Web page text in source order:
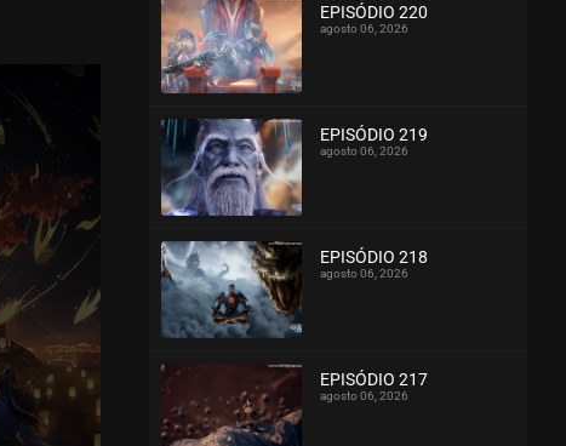
EPISÓDIO 220
agosto 06, 2026
EPISÓDIO 219
agosto 06, 2026
EPISÓDIO 218
agosto 06, 2026
EPISÓDIO 217
agosto 06, 2026